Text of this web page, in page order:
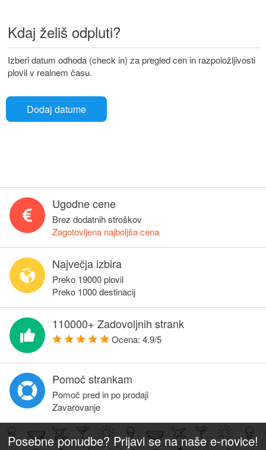
Kdaj želiš odpluti?
Izberi datum odhoda (check in) za pregled cen in razpoložljivosti
plovil v realnem času.
Dodaj datume
Ugodne cene
Brez dodatnih stroškov
Zagotovljena najboljša cena
Največja izbira
Preko 19000 plovil
Preko 1000 destinacij
110000+ Zadovoljnih strank
Ocena: 4.9/5
Pomoč strankam
Pomoč pred in po prodaji
Zavarovanje
Posebne ponudbe? Prijavi se na naše e-novice!